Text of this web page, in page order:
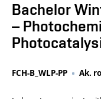
Bachelor
–
FCH-B_WLP-PP Ak.